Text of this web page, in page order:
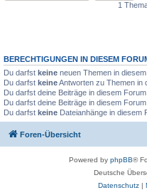
1
BERECHTIGUNGEN IN DIESEM
Du darfst keine neuen Themen in
Du darfst keineAntworten zu Themen in
Du darfst deine Beiträge in diesem Forum
Du darfst deine Beiträge in diesem Forum
Du darfst keine Dateianhänge in diesem
Foren-Übersicht
Powered by phpBB®
Deutsche
Datenschutz|